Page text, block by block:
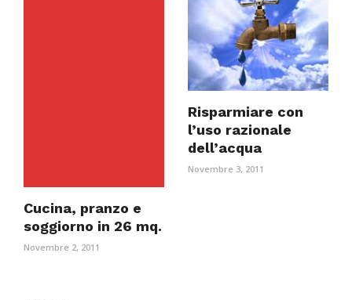
Cucina, pranzo e
soggiorno in 26 mq.
Novembre 2, 2011
Risparmiare con
l’uso razionale
dell’acqua
Novembre 3, 2011